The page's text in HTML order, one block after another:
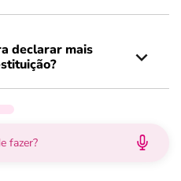
declarar mais